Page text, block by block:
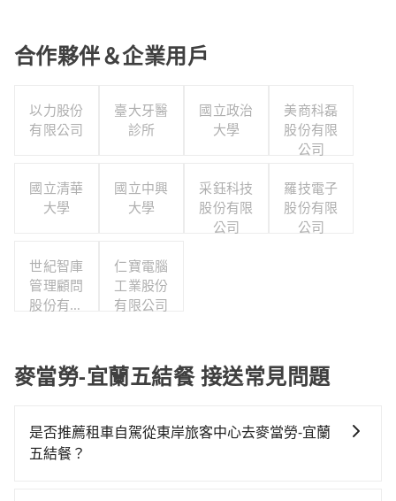
合作夥伴＆企業用戶
以力股份
有限公司
臺大牙醫
診所
國立政治
大學
美商科磊
股份有限
公司
國立清華
大學
國立中興
大學
采鈺科技
股份有限
公司
羅技電子
股份有限
公司
世紀智庫
管理顧問
股份有限
仁寶電腦
工業股份
有限公司
麥當勞-宜蘭五結餐 接送常見問題
是否推薦租車自駕從東岸旅客中心去麥當勞-宜蘭
五結餐？